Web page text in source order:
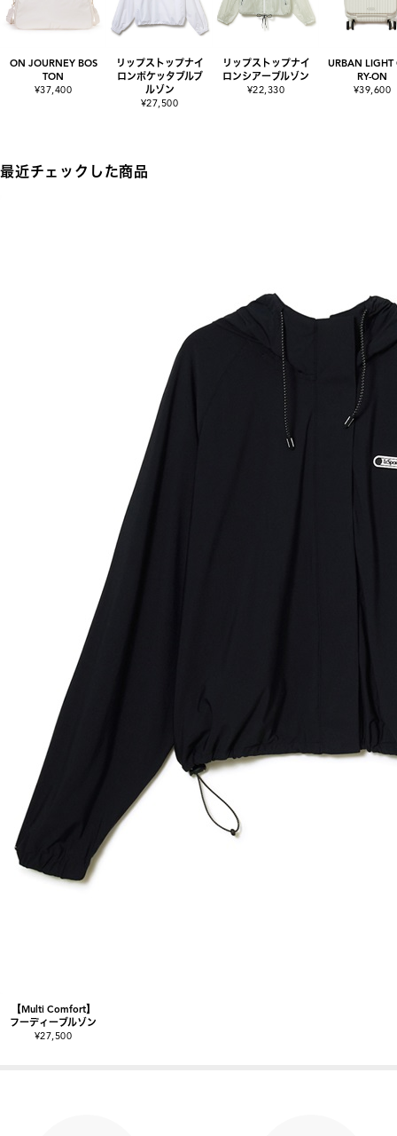
ON JOURNEY BOS
TON
¥37,400
リップストップナイ
ロンポケッタブルブ
ルゾン
¥27,500
リップストップナイ
ロンシアーブルゾン
¥22,330
URBAN LIGHT
RY-ON
¥39,600
最近チェックした商品
【Multi Comfort】
フーディーブルゾン
¥27,500